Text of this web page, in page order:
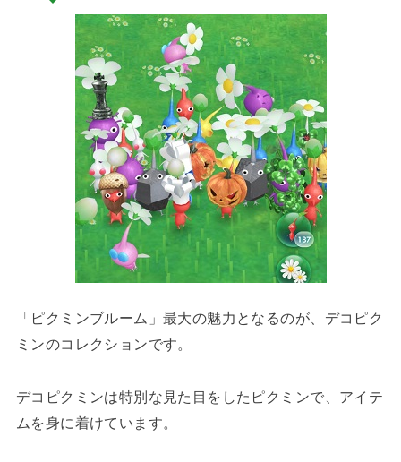
「ピクミンブルーム」最大の魅力となるのが、デコピク
ミンのコレクションです。
デコピクミンは特別な見た目をしたピクミンで、アイテ
ムを身に着けています。